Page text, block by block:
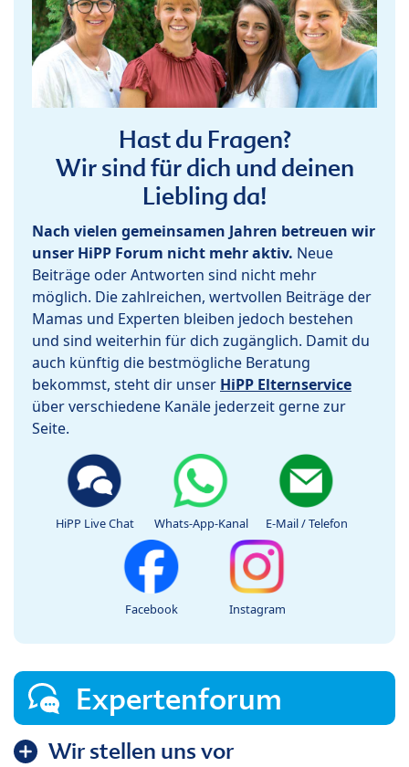
Hast du Fragen?
Wir sind für dich und deinen
Liebling da!
Nach vielen gemeinsamen Jahren betreuen wir
unser HiPP Forum nicht mehr aktiv. Neue
Beiträge oder Antworten sind nicht mehr
möglich. Die zahlreichen, wertvollen Beiträge der
Mamas und Experten bleiben jedoch bestehen
und sind weiterhin für dich zugänglich. Damit du
auch künftig die bestmögliche Beratung
bekommst, steht dir unser HiPP Elternservice
über verschiedene Kanäle jederzeit gerne zur
Seite.
HiPP Live Chat Whats-App-Kanal E-Mail / Telefon
Facebook Instagram
Expertenforum
Wir stellen uns vor